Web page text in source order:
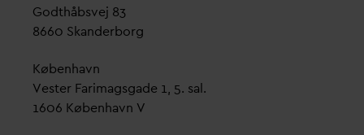
Godthåbsvej 83
8660 Skanderborg
København
Vester Farimagsgade 1, 5. sal.
1606 København V